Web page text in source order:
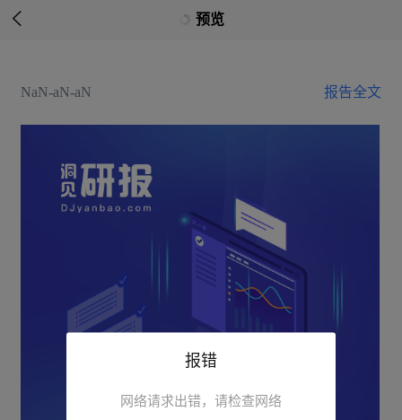
 预览
NaN-aN-aN 报告全文
报错
网络请求出错，请检查网络